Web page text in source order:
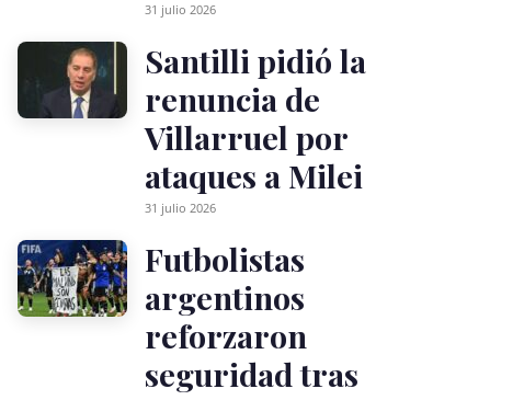
31 julio 2026
Santilli pidió la
renuncia de
Villarruel por
ataques a Milei
31 julio 2026
Futbolistas
argentinos
reforzaron
seguridad tras